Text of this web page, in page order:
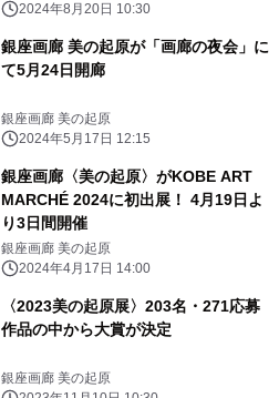
2024年8月20日 10:30
銀座画廊 美の起原が「画廊の夜会」に
て5月24日開廊
銀座画廊 美の起原
2024年5月17日 12:15
銀座画廊〈美の起原〉がKOBE ART
MARCHÉ 2024に初出展！ 4月19日よ
り3日間開催
銀座画廊 美の起原
2024年4月17日 14:00
〈2023美の起原展〉203名・271応募
作品の中から大賞が決定
銀座画廊 美の起原